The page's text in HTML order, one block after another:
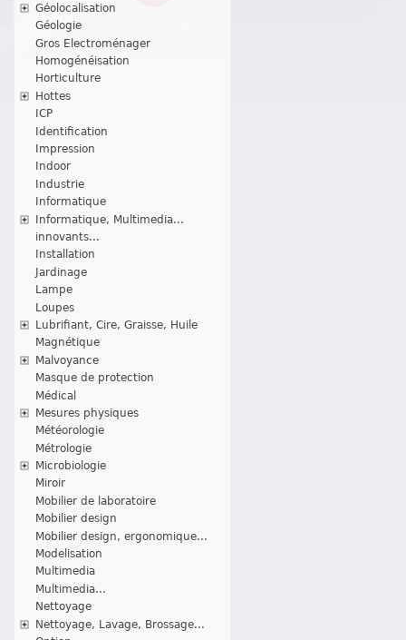
Géolocalisation
Géologie
Gros Electroménager
Homogénéisation
Horticulture
Hottes
ICP
Identification
Impression
Indoor
Industrie
Informatique
Informatique, Multimedia...
innovants...
Installation
Jardinage
Lampe
Loupes
Lubrifiant, Cire, Graisse, Huile
Magnétique
Malvoyance
Masque de protection
Médical
Mesures physiques
Météorologie
Métrologie
Microbiologie
Miroir
Mobilier de laboratoire
Mobilier design
Mobilier design, ergonomique...
Modelisation
Multimedia
Multimedia...
Nettoyage
Nettoyage, Lavage, Brossage...